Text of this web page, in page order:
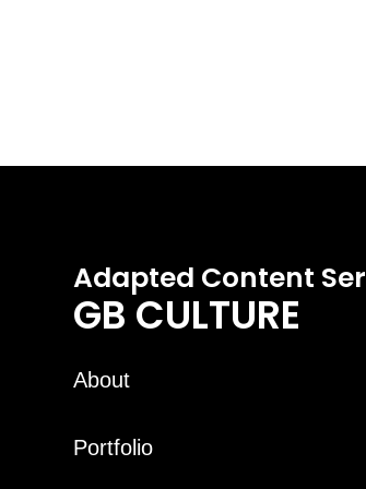
Adapted Content
GB CULTURE
About
Portfolio